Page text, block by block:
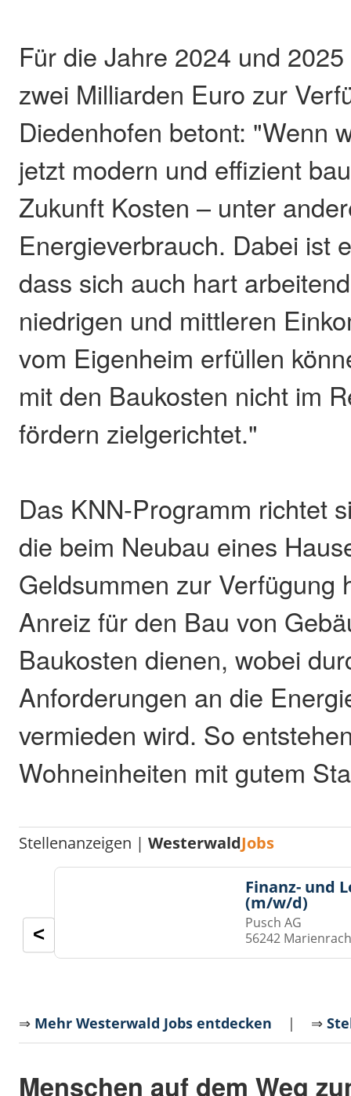
Für die Jahre 2024 und
zwei Milliarden Euro zur
Diedenhofen betont: "Wenn
jetzt modern und effizient
Zukunft Kosten – unter
Energieverbrauch. Dabei ist
dass sich auch hart
niedrigen und mittleren
vom Eigenheim erfüllen
mit den Baukosten nicht im
fördern zielgerichtet."
Das KNN-Programm richtet
die beim Neubau eines
Geldsummen zur Verfügung
Anreiz für den Bau von
Baukosten dienen, wobei
Anforderungen an die
vermieden wird. So
Wohneinheiten mit gutem
Stellenanzeigen |WesterwaldJobs
Finanz- und
(m/w/d)
Pusch AG
56242
<
⇒ Mehr Westerwald Jobs entdecken | ⇒
Menschen auf dem Weg